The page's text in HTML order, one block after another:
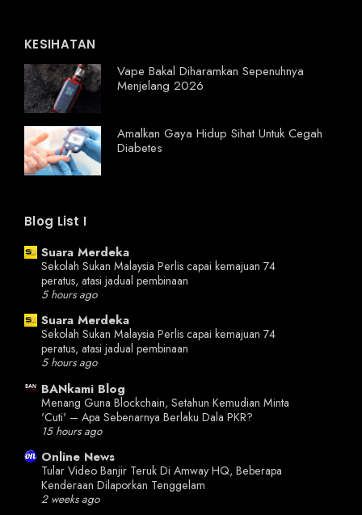
KESIHATAN
Vape Bakal Diharamkan Sepenuhnya
Menjelang 2026
Amalkan Gaya Hidup Sihat Untuk Cegah
Diabetes
Blog List I
Suara Merdeka
Sekolah Sukan Malaysia Perlis capai kemajuan 74
peratus, atasi jadual pembinaan
5 hours ago
Suara Merdeka
Sekolah Sukan Malaysia Perlis capai kemajuan 74
peratus, atasi jadual pembinaan
5 hours ago
BANkami Blog
Menang Guna Blockchain, Setahun Kemudian Minta
'Cuti' – Apa Sebenarnya Berlaku Dala PKR?
15 hours ago
Online News
Tular Video Banjir Teruk Di Amway HQ, Beberapa
Kenderaan Dilaporkan Tenggelam
2 weeks ago